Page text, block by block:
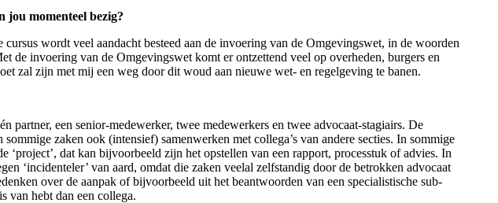
jou momenteel bezig?
wordt veel aandacht besteed aan de invoering van de Omgevingswet, in de woorden
de invoering van de Omgevingswet komt er ontzettend veel op overheden, burgers en
zal zijn met mij een weg door dit woud aan nieuwe wet- en regelgeving te banen.
partner, een senior-medewerker, twee medewerkers en twee advocaat-stagiairs. De
zaken ook (intensief) samenwerken met collega’s van andere secties. In sommige
‘project’, dat kan bijvoorbeeld zijn het opstellen van een rapport, processtuk of advies. In
‘incidenteler’ van aard, omdat die zaken veelal zelfstandig door de betrokken advocaat
over de aanpak of bijvoorbeeld uit het beantwoorden van een specialistische sub-
van hebt dan een collega.